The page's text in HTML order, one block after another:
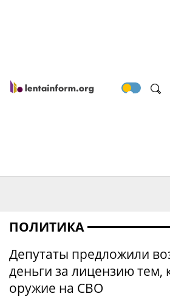
ПОЛИТИКА
Депутаты предложили
деньги за лицензию тем,
оружие на СВО